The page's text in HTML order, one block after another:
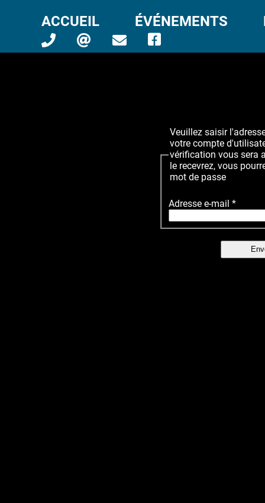
ACCUEIL ÉVÉNEMENTS
Veuillez saisir
votre compte
vérification vous sera
le recevrez, vous
mot de passe
Adresse e-mail *